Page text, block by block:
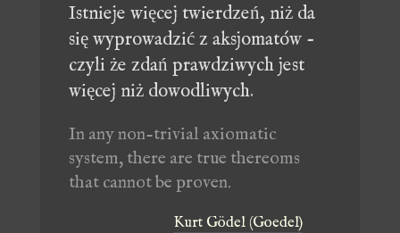
Istnieje więcej twierdzeń, niż da
się wyprowadzić z aksjomatów -
czyli że zdań prawdziwych jest
więcej niż dowodliwych.
In any non-trivial axiomatic
system, there are true thereoms
that cannot be proven.
Kurt Gödel (Goedel)